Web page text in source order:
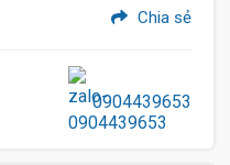
Chia sẻ
0904439653